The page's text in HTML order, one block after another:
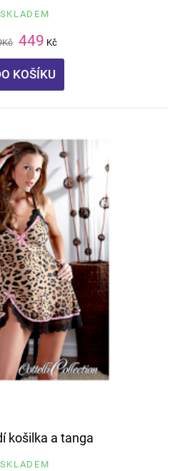
SKLADEM
Kč 449 Kč
KOŠÍKU
košilka a tanga
SKLADEM